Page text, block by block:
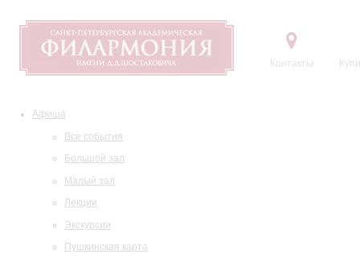
Контакты
Афиша
Все события
Большой зал
Малый зал
Лекции
Экскурсии
Пушкинская карта